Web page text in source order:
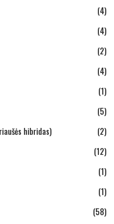
(4)
(4)
(2)
(4)
(1)
(5)
hibridas)
(2)
(12)
(1)
(1)
(58)